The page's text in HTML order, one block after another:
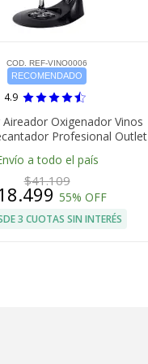
COD. REF-VINO0006
RECOMENDADO
4.9
Oxigenador Vinos
Profesional Outlet
a todo el país
$41.109
55% OFF
3 CUOTAS SIN INTERÉS